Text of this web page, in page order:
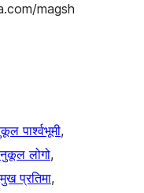
magsh
पार्श्वभूमी
लोगो
प्रतिमा